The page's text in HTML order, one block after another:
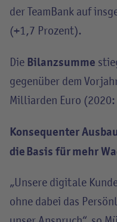
der TeamBank auf
(+1,7 Prozent).
Die Bilanzsumme
gegenüber dem
Milliarden Euro
Konsequenter
die Basis für mehr
„Unsere digitale
ohne dabei das